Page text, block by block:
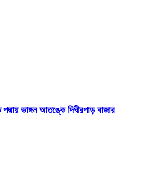
পদ্মায় ভাঙ্গন আতঙ্কে দিঘীরপাড় বাজার